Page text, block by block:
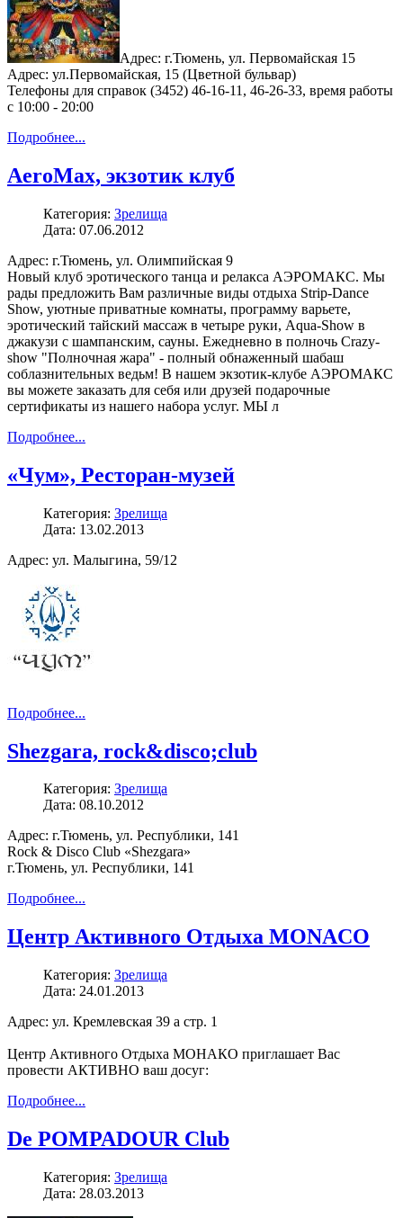
Адрес: г.Тюмень, ул. Первомайская 15
Адрес: ул.Первомайская, 15 (Цветной бульвар)
Телефоны для справок (3452) 46-16-11, 46-26-33, время работы
с 10:00 - 20:00
Подробнее...
AeroMax, экзотик клуб
Категория: Зрелища
Дата: 07.06.2012
Адрес: г.Тюмень, ул. Олимпийская 9
Новый клуб эротического танца и релакса АЭРОМАКС. Мы
рады предложить Вам различные виды отдыха Strip-Dance
Show, уютные приватные комнаты, программу варьете,
эротический тайский массаж в четыре руки, Aqua-Show в
джакузи с шампанским, сауны. Ежедневно в полночь Crazy-
show "Полночная жара" - полный обнаженный шабаш
соблазнительных ведьм! В нашем экзотик-клубе АЭРОМАКС
вы можете заказать для себя или друзей подарочные
сертификаты из нашего набора услуг. МЫ л
Подробнее...
«Чум», Ресторан-музей
Категория: Зрелища
Дата: 13.02.2013
Адрес: ул. Малыгина, 59/12
Подробнее...
Shezgara, rock&disco;club
Категория: Зрелища
Дата: 08.10.2012
Адрес: г.Тюмень, ул. Республики, 141
Rock & Disco Club «Shezgara»
г.Тюмень, ул. Республики, 141
Подробнее...
Центр Активного Отдыха MONACO
Категория: Зрелища
Дата: 24.01.2013
Адрес: ул. Кремлевская 39 а стр. 1
Центр Активного Отдыха МОНАКО приглашает Вас
провести АКТИВНО ваш досуг:
Подробнее...
De POMPADOUR Club
Категория: Зрелища
Дата: 28.03.2013